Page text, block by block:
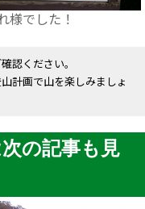
様でした！
認ください。
計画で山を楽しみましょ
の記事も見